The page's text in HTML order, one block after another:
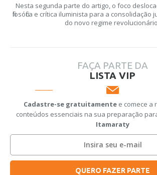
Nesta segunda parte do artigo, o foco
filosófica e crítica iluminista para a consolidação
do novo regime
FAÇA PARTE DA
LISTA VIP
Cadastre-se gratuitamentee comece a
conteúdos essenciais na sua preparação
Itamaraty
QUERO FAZER PARTE